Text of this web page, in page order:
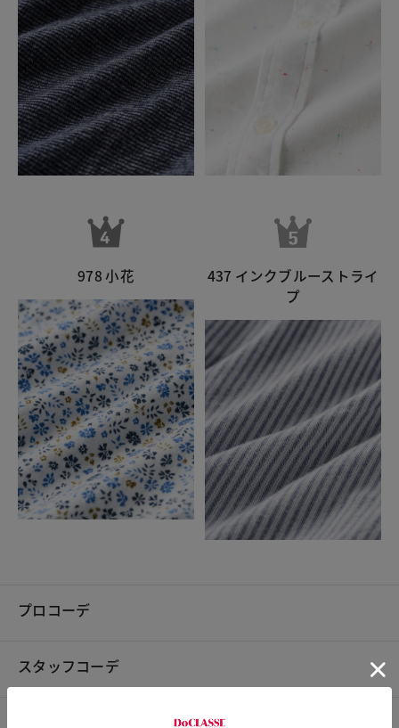
978 小花
437 インクブルーストライ
プ
プロコーデ
スタッフコーデ